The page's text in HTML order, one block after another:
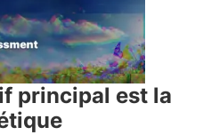
principal est la